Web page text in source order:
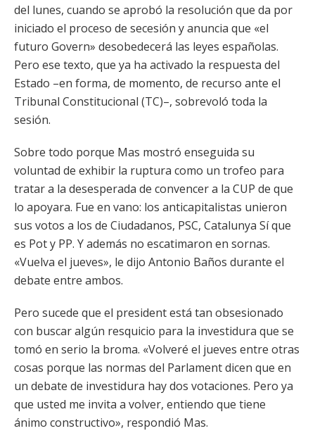
del lunes, cuando se aprobó la resolución que da por
iniciado el proceso de secesión y anuncia que «el
futuro Govern» desobedecerá las leyes españolas.
Pero ese texto, que ya ha activado la respuesta del
Estado –en forma, de momento, de recurso ante el
Tribunal Constitucional (TC)–, sobrevoló toda la
sesión.
Sobre todo porque Mas mostró enseguida su
voluntad de exhibir la ruptura como un trofeo para
tratar a la desesperada de convencer a la CUP de que
lo apoyara. Fue en vano: los anticapitalistas unieron
sus votos a los de Ciudadanos, PSC, Catalunya Sí que
es Pot y PP. Y además no escatimaron en sornas.
«Vuelva el jueves», le dijo Antonio Baños durante el
debate entre ambos.
Pero sucede que el president está tan obsesionado
con buscar algún resquicio para la investidura que se
tomó en serio la broma. «Volveré el jueves entre otras
cosas porque las normas del Parlament dicen que en
un debate de investidura hay dos votaciones. Pero ya
que usted me invita a volver, entiendo que tiene
ánimo constructivo», respondió Mas.